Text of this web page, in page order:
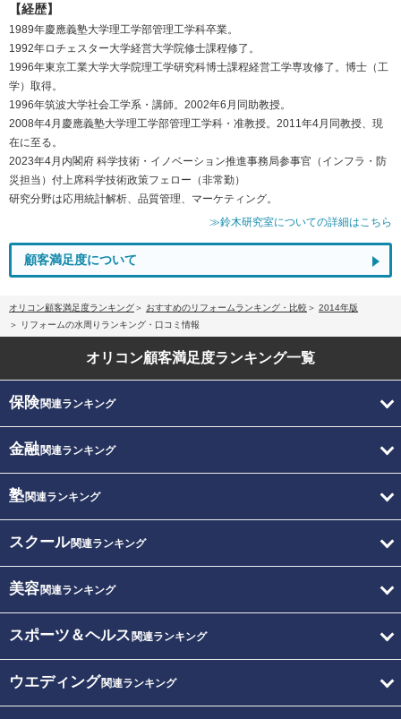
【経歴】
1989年慶應義塾大学理工学部管理工学科卒業。
1992年ロチェスター大学経営大学院修士課程修了。
1996年東京工業大学大学院理工学研究科博士課程経営工学専攻修了。博士（工
学）取得。
1996年筑波大学社会工学系・講師。2002年6月同助教授。
2008年4月慶應義塾大学理工学部管理工学科・准教授。2011年4月同教授、現
在に至る。
2023年4月内閣府 科学技術・イノベーション推進事務局参事官（インフラ・防
災担当）付上席科学技術政策フェロー（非常勤）
研究分野は応用統計解析、品質管理、マーケティング。
≫鈴木研究室についての詳細はこちら
顧客満足度について
オリコン顧客満足度ランキング おすすめのリフォームランキング・比較
2014年版
リフォームの水周りランキング・口コミ情報
オリコン顧客満足度ランキング一覧
保険関連ランキング
金融関連ランキング
塾関連ランキング
スクール関連ランキング
美容関連ランキング
スポーツ＆ヘルス 関連ランキング
ウエディング関連ランキング